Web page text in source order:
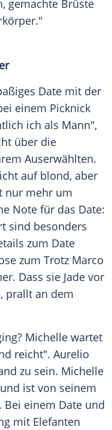
gemachte Brüste
Date mit der
einem Picknick
ich als Mann",
über die
Auserwählten.
auf blond, aber
nur mehr um
Note für das Date:
sind besonders
zum Date
zum Trotz Marco
Dass sie Jade vor
prallt an dem
Michelle wartet
reicht". Aurelio
zu sein. Michelle
ist von seinem
Bei einem Date und
mit Elefanten